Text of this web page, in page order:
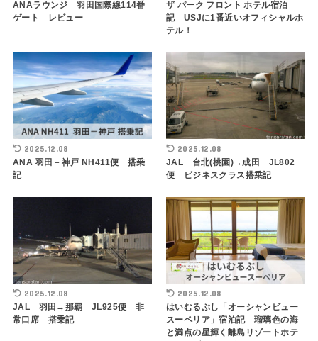
ANAラウンジ 羽田国際線114番
ゲート レビュー
ザ パーク フロント ホテル宿泊
記 USJに1番近いオフィシャルホ
テル！
2025.12.08
ANA 羽田－神戸 NH411便 搭乗
記
2025.12.08
JAL 台北(桃園)→成田 JL802
便 ビジネスクラス搭乗記
2025.12.08
JAL 羽田→那覇 JL925便 非
常口席 搭乗記
2025.12.08
はいむるぶし「オーシャンビュー
スーペリア」宿泊記 瑠璃色の海
と満点の星輝く離島リゾートホテ